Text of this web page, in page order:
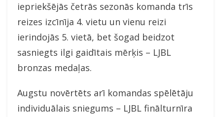
iepriekšējās četrās sezonās komanda trīs
reizes izcīnīja 4. vietu un vienu reizi
ierindojās 5. vietā, bet šogad beidzot
sasniegts ilgi gaidītais mērķis – LJBL
bronzas medaļas.
Augstu novērtēts arī komandas spēlētāju
individuālais sniegums – LJBL finālturnīra